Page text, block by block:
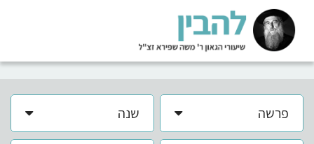
פרשה שנה